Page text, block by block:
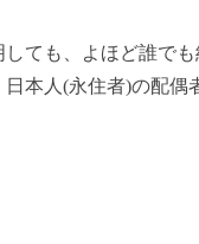
ても、よほど誰で
本人(永住者)の配偶